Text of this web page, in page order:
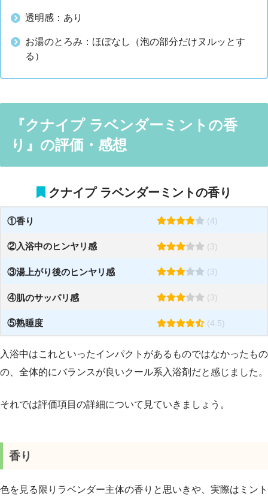
透明感：あり
お湯のとろみ：ほぼなし（泡の部分だけヌルッとす
る）
『クナイプ ラベンダーミントの香
り』の評価・感想
クナイプ ラベンダーミントの香り
①香り (4)
②入浴中のヒンヤリ感 (3)
③湯上がり後のヒンヤリ感 (3)
④肌のサッパリ感 (3)
⑤熟睡度 (4.5)
入浴中はこれといったインパクトがあるものではなかったもの
の、全体的にバランスが良いクール系入浴剤だと感じました。
それでは評価項目の詳細について見ていきましょう。
香り
色を見る限りラベンダー主体の香りと思いきや、実際はミント